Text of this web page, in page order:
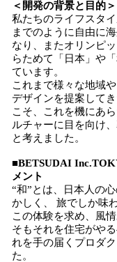
＜開発の背景と目的＞
私たちのライフスタ
までのように自由に
なり、またオリンピ
らためて「日本」や
ています。
これまで様々な地域
デザインを提案して
こそ、これを機にあ
ルチャーに目を向け
と考えました。
■BETSUDAI
メント
“和”とは、日本人の
かしく、 旅でしか味
この体験を求め、風
そもそれを住宅がや
れを手の届くプロダ
た。